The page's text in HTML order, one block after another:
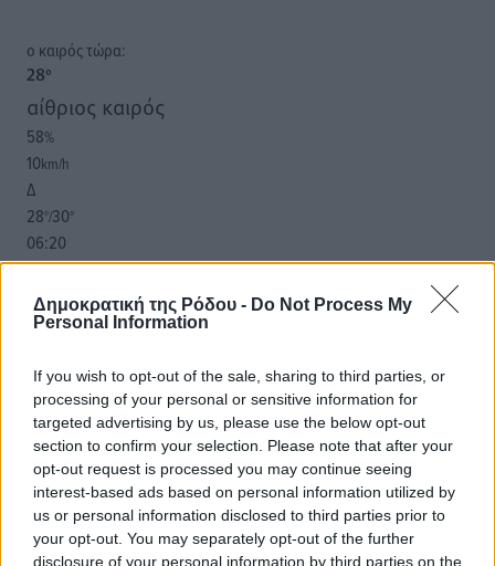
Δημοκρατική της Ρόδου - Do Not Process My
Personal Information
If you wish to opt-out of the sale, sharing to third parties, or
processing of your personal or sensitive information for
targeted advertising by us, please use the below opt-out
section to confirm your selection. Please note that after your
opt-out request is processed you may continue seeing
interest-based ads based on personal information utilized by
us or personal information disclosed to third parties prior to
your opt-out. You may separately opt-out of the further
disclosure of your personal information by third parties on the
o καιρός τώρα:
28°
αίθριος καιρός
58%
10km/h
Δ
28°/30°
06:20
20:04
πρόγνωση:
30°
28 °
ΤΕ
28°
ΠΕ
30°
ΠΑ